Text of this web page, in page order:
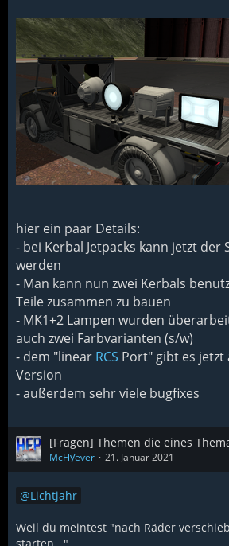
hier ein paar Details:
- bei Kerbal Jetpacks kann jetzt der
werden
- Man kann nun zwei Kerbals
Teile zusammen zu bauen
- MK1+2 Lampen wurden
auch zwei Farbvarianten (s/w)
- dem "linear RCS Port" gibt es
Version
- außerdem sehr viele bugfixes
[Fragen] Themen die eines
McFlƴeѵer 21. Januar 2021
Lichtjahr
Weil du meintest "nach Räder
starten...".